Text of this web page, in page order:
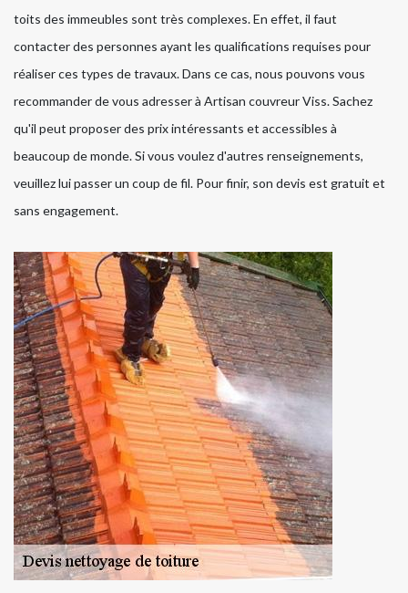
toits des immeubles sont très complexes. En effet, il faut
contacter des personnes ayant les qualifications requises pour
réaliser ces types de travaux. Dans ce cas, nous pouvons vous
recommander de vous adresser à Artisan couvreur Viss. Sachez
qu'il peut proposer des prix intéressants et accessibles à
beaucoup de monde. Si vous voulez d'autres renseignements,
veuillez lui passer un coup de fil. Pour finir, son devis est gratuit et
sans engagement.